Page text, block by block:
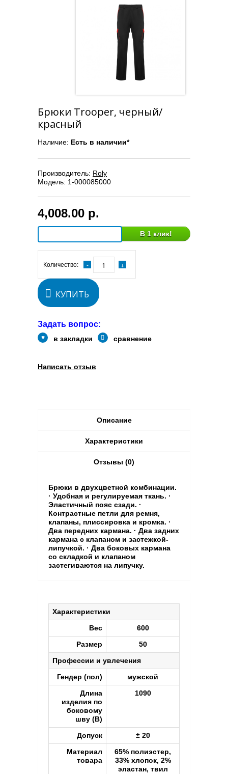
Брюки Trooper, черный/
красный
Наличие: Есть в наличии*
Производитель: Roly
Модель: 1-000085000
4,008.00 р.
В 1 клик!
Количество:
КУПИТЬ
Задать вопрос:
в закладки сравнение
Написать отзыв
Описание
Характеристики
Отзывы (0)
Брюки в двухцветной комбинации.
· Удобная и регулируемая ткань. ·
Эластичный пояс сзади. ·
Контрастные петли для ремня,
клапаны, плиссировка и кромка. ·
Два передних кармана. · Два задних
кармана с клапаном и застежкой-
липучкой. · Два боковых кармана
со складкой и клапаном
застегиваются на липучку.
Характеристики
Вес
600
Размер
50
Профессии и увлечения
Гендер (пол)
мужской
Длина
изделия по
боковому
шву (B)
1090
Допуск
± 20
Материал
товара
65% полиэстер,
33% хлопок, 2%
эластан, твил